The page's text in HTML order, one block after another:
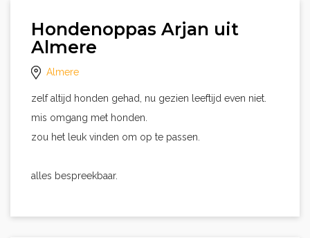
Hondenoppas Arjan uit
Almere
Almere
zelf altijd honden gehad, nu gezien leeftijd even niet.
mis omgang met honden.
zou het leuk vinden om op te passen.
alles bespreekbaar.